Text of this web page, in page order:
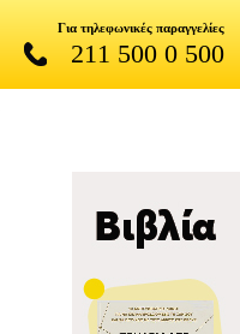
Για τηλεφωνικές παραγγελίες
211 500 0 500